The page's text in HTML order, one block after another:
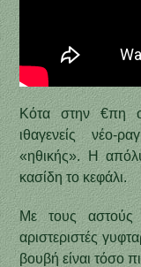
Κότα στην €πη
ιθαγενείς νέο-
«ηθικής». Η
κασίδη το κεφάλι.
Με τους αστούς
αριστεριστές
βουβή είναι τόσο